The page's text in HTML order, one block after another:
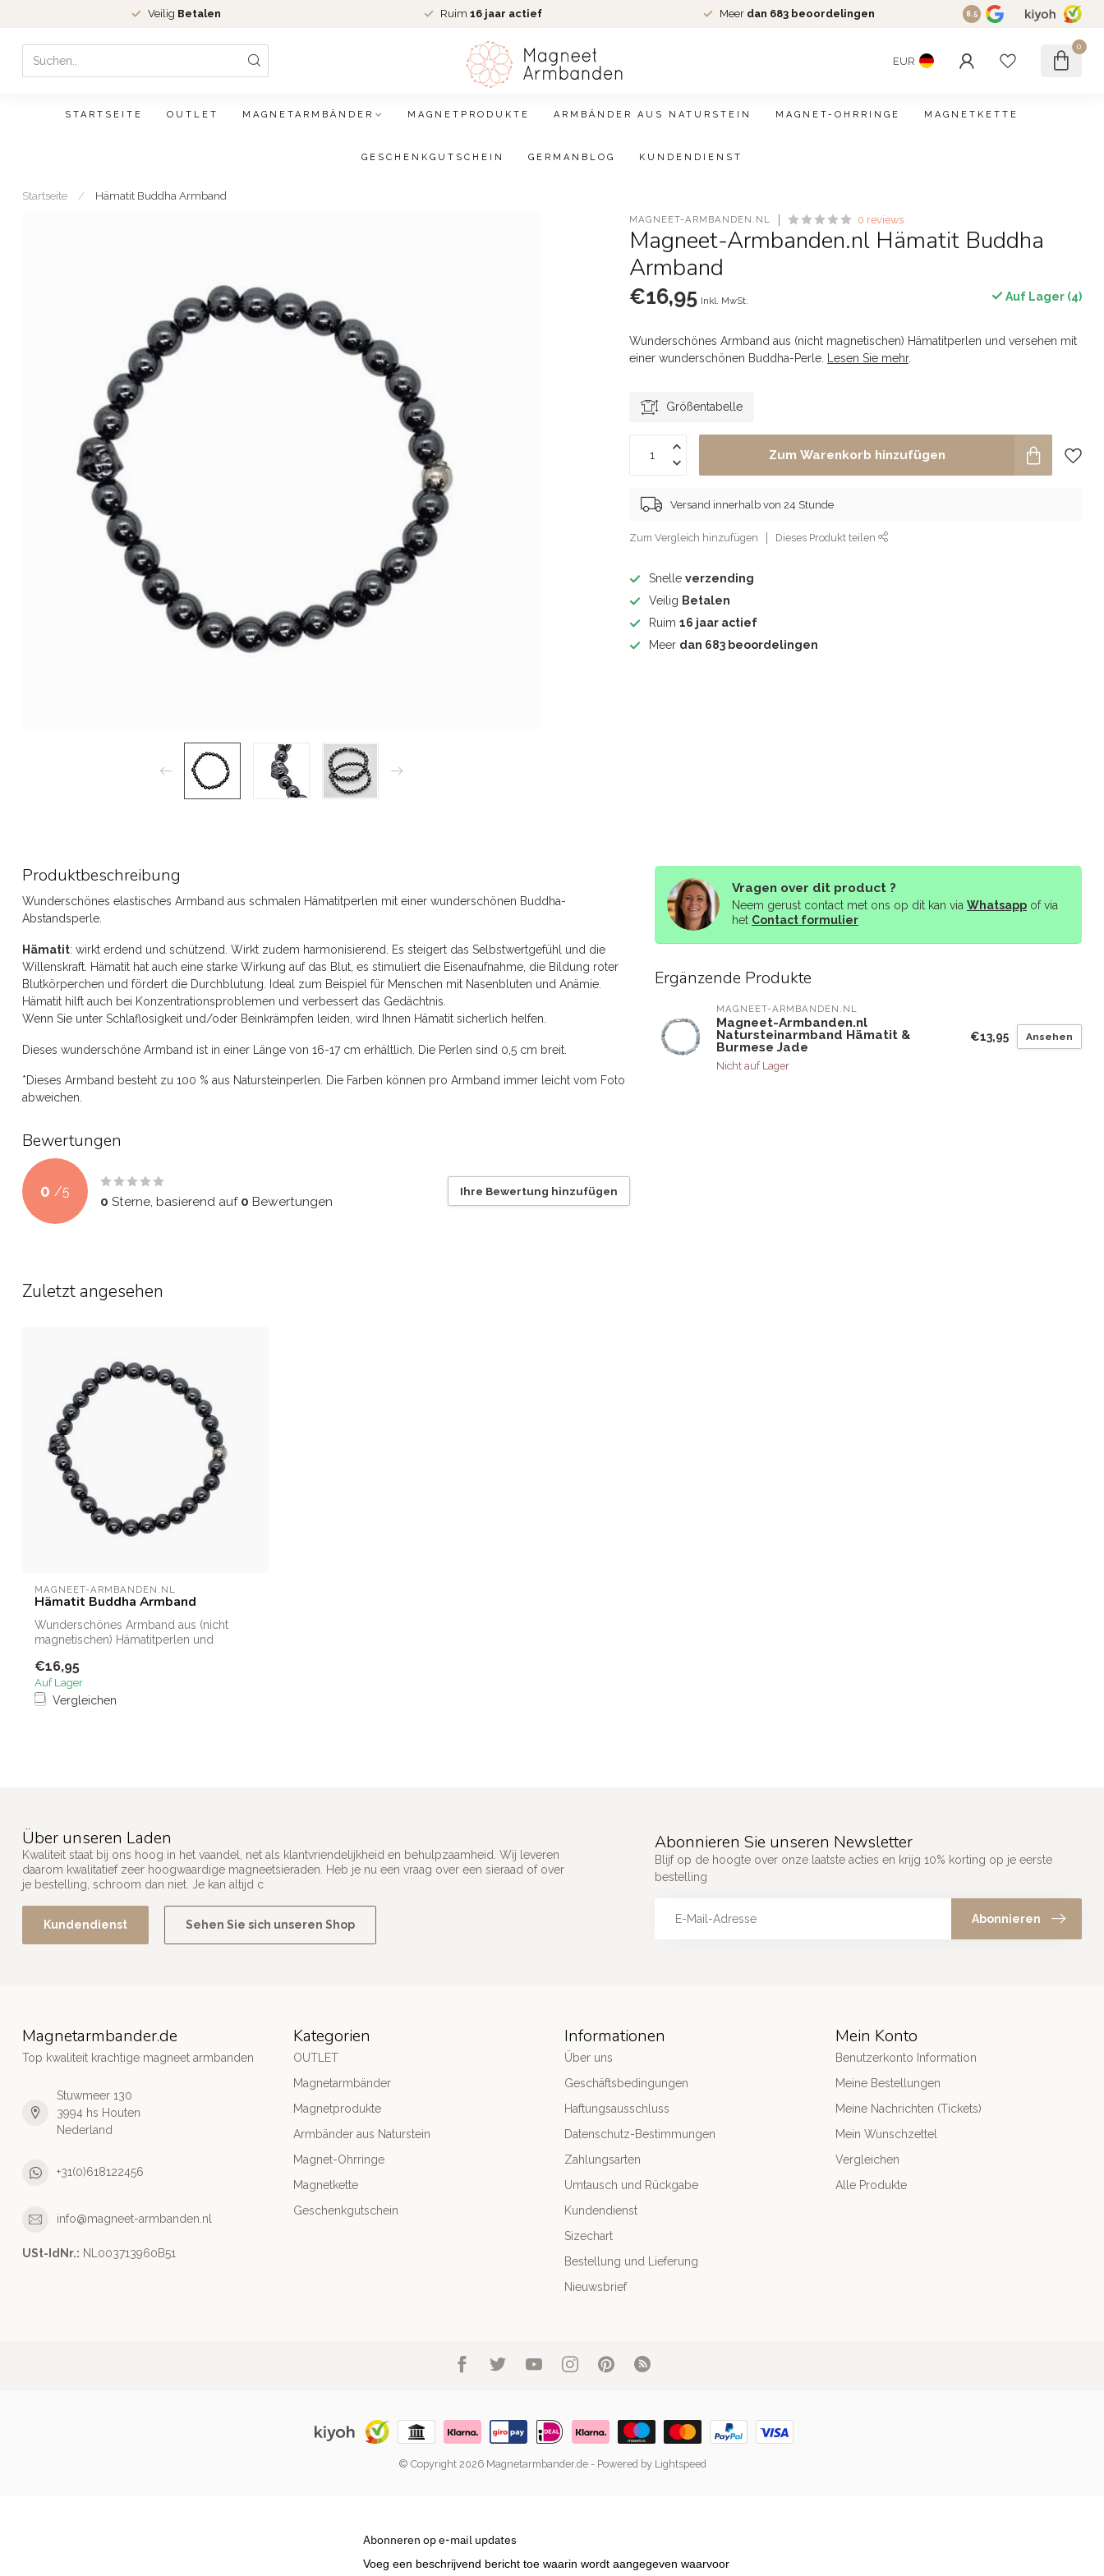
Veilig Betalen Ruim 16 jaar actief Meer dan 683 beoordelingen 8.5
EUR
0
STARTSEITE OUTLET MAGNETARMBÄNDER MAGNETPRODUKTE ARMBÄNDER AUS NATURSTEIN MAGNET-OHRRINGE MAGNETKETTE
GESCHENKGUTSCHEIN GERMANBLOG KUNDENDIENST
Startseite / Hämatit Buddha Armband
MAGNEET-ARMBANDEN.NL 0 reviews
Magneet-Armbanden.nl Hämatit Buddha
Armband
€16,95 Inkl. MwSt. Auf Lager (4)
Wunderschönes Armband aus (nicht magnetischen) Hämatitperlen und versehen mit
einer wunderschönen Buddha-Perle.
Lesen Sie mehr.
Größentabelle
Zum Warenkorb hinzufügen
Versand innerhalb von 24 Stunde
Zum Vergleich hinzufügen Dieses Produkt teilen
Snelleverzending
Veilig Betalen
Ruim16 jaar actief
Meer dan 683 beoordelingen
Produktbeschreibung
Wunderschönes elastisches Armband aus schmalen Hämatitperlen mit einer wunderschönen Buddha-
Abstandsperle.
Hämatit: wirkt erdend und schützend. Wirkt zudem harmonisierend. Es steigert das Selbstwertgefühl und die
Willenskraft. Hämatit hat auch eine starke Wirkung auf das Blut, es stimuliert die Eisenaufnahme, die Bildung roter
Blutkörperchen und fördert die Durchblutung. Ideal zum Beispiel für Menschen mit Nasenbluten und Anämie.
Hämatit hilft auch bei Konzentrationsproblemen und verbessert das Gedächtnis.
Wenn Sie unter Schlaflosigkeit und/oder Beinkrämpfen leiden, wird Ihnen Hämatit sicherlich helfen.
Dieses wunderschöne Armband ist in einer Länge von 16-17 cm erhältlich. Die Perlen sind 0,5 cm breit.
*Dieses Armband besteht zu 100 % aus Natursteinperlen. Die Farben können pro Armband immer leicht vom Foto
abweichen.
Bewertungen
0 /5
0 Sterne, basierend auf 0 Bewertungen
Ihre Bewertung hinzufügen
Vragen over dit product ?
Neem gerust contact met ons op dit kan via Whatsapp of via
het Contact formulier
Ergänzende Produkte
MAGNEET-ARMBANDEN.NL
Magneet-Armbanden.nl
Natursteinarmband Hämatit &
Burmese Jade
Nicht auf Lager
€13,95 Ansehen
Zuletzt angesehen
MAGNEET-ARMBANDEN.NL
Hämatit Buddha Armband
Wunderschönes Armband aus (nicht
magnetischen) Hämatitperlen und
€16,95
Auf Lager
Vergleichen
Über unseren Laden
Kwaliteit staat bij ons hoog in het vaandel, net als klantvriendelijkheid en behulpzaamheid. Wij leveren
daarom kwalitatief zeer hoogwaardige magneetsieraden. Heb je nu een vraag over een sieraad of over
je bestelling, schroom dan niet. Je kan altijd c
Kundendienst Sehen Sie sich unseren Shop
Abonnieren Sie unseren Newsletter
Blijf op de hoogte over onze laatste acties en krijg 10% korting op je eerste
bestelling
Abonnieren
Magnetarmbander.de
Top kwaliteit krachtige magneet armbanden
Stuwmeer 130
3994 hs Houten
Nederland
+31(0)618122456
info@magneet-armbanden.nl
USt-IdNr.: NL003713960B51
Kategorien
OUTLET
Magnetarmbänder
Magnetprodukte
Armbänder aus Naturstein
Magnet-Ohrringe
Magnetkette
Geschenkgutschein
Informationen
Über uns
Geschäftsbedingungen
Haftungsausschluss
Datenschutz-Bestimmungen
Zahlungsarten
Umtausch und Rückgabe
Kundendienst
Sizechart
Bestellung und Lieferung
Nieuwsbrief
Mein Konto
Benutzerkonto Information
Meine Bestellungen
Meine Nachrichten (Tickets)
Mein Wunschzettel
Vergleichen
Alle Produkte
© Copyright 2026 Magnetarmbander.de- Powered by Lightspeed
Abonneren op e-mail updates
Voeg een beschrijvend bericht toe waarin wordt aangegeven waarvoor